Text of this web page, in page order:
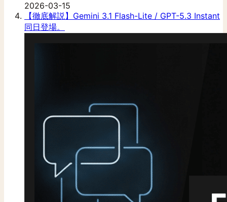
2026-03-15
【徹底解説】Gemini 3.1 Flash-Lite / GPT-5.3 Instant
同日登場。